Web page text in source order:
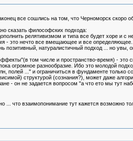
все сошлись на том, что Черноморск скоро
сказать философских подхода:
релятивизмом и типа все будет хоре и с
- это нечто все вмещающее и все определяющее.
позитивный, натуралистичный подход ... но увы,
том числе и пространство-время) - это
огромное разнообразие. Ибо это молодой
полей ..." и ограничиться в фундаменте
структурой (сознания?), может даже
- он не задается вопросом "а что ето мы
... что взаимопонимание тут кажется возможно